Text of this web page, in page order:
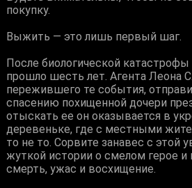
покупку.
Выжить — это лишь первый шаг.
После биологической
прошло шесть лет. Агента Леона
пережившего те события,
спасению похищенной дочери
отыскать ее он оказывается в
деревеньке, где с местными
то не то. Сорвите занавес с этой
жуткой истории о смелом герое и
смерть, ужас и восхищение.